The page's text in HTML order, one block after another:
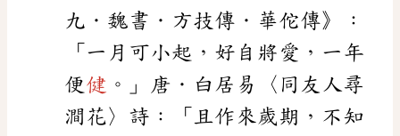
九．魏書．方技傳．華佗傳》：
「一月可小起，好自將愛，一年
便健 。」唐．白居易〈同友人尋
澗花〉詩：「且作來歲期，不知